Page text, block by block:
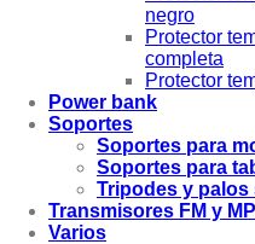
negro
Protector
completa
Protector
Power bank
Soportes
Soportes para
Soportes para
Tripodes y palos
Transmisores FM y
Varios